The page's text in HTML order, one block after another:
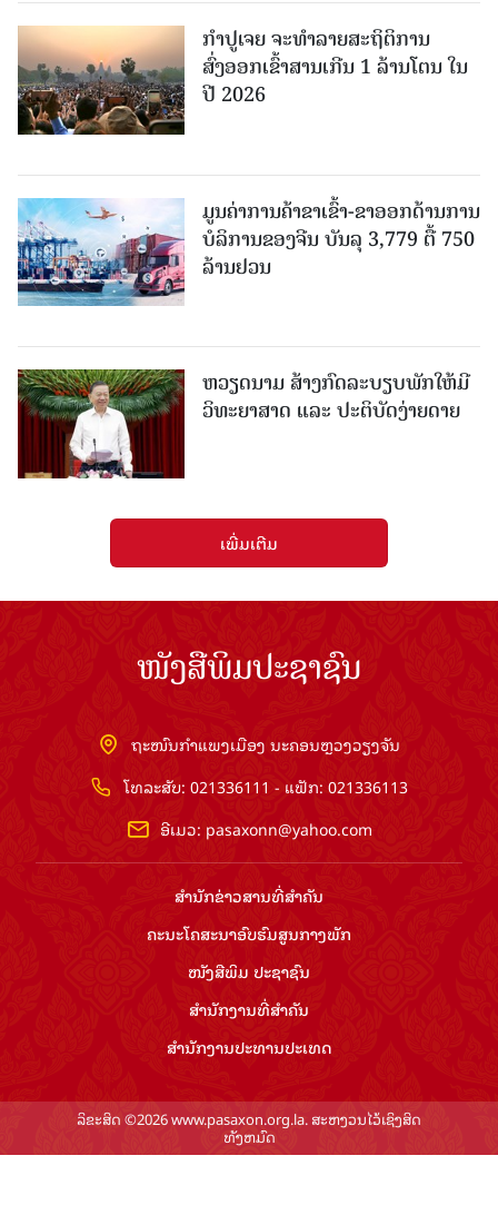
ກຳປູເຈຍ ຈະທຳລາຍສະຖິຕິການ
ສົ່ງອອກເຂົ້າສານເກີນ 1 ລ້ານໂຕນ ໃນ
ປີ 2026
ມູນຄ່າການຄ້າຂາເຂົ້າ-ຂາອອກດ້ານການ
ບໍລິການຂອງຈີນ ບັນລຸ 3,779 ຕື້ 750
ລ້ານຢວນ
ຫວຽດນາມ ສ້າງກົດລະບຽບພັກໃຫ້ມີ
ວິທະຍາສາດ ແລະ ປະຕິບັດງ່າຍດາຍ
ເພີ່ມເຕີມ
ໜັງສືພິມປະຊາຊົນ
ຖະໜົນກຳແພງເມືອງ ນະຄອນຫຼວງວຽງຈັນ
ໂທລະສັບ: 021336111 - ແຟັກ: 021336113
ອີເມວ: pasaxonn@yahoo.com
ສຳ​ນັກ​ຂ່າວ​ສານ​ທີ່​ສຳ​ຄັນ​
ຄະນະໂຄສະນາອົບຮົມ​ສູນ​ກາງ​ພັກ
ໜັງສືພິມ ປະ​ຊາ​ຊົນ
ສຳ​ນັກ​ງານ​ທີ່​ສຳ​ຄັນ
ສຳ​ນັກ​ງານ​ປະ​ທານ​ປະ​ເທດ
ລິຂະສິດ ©2026 www.pasaxon.org.la. ສະຫງວນໄວ້ເຊິງສິດ
ທັງຫມົດ